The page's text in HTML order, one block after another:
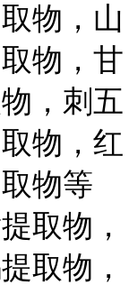
物，山
物，甘
，刺五
物，红
物等
取物，
取物，